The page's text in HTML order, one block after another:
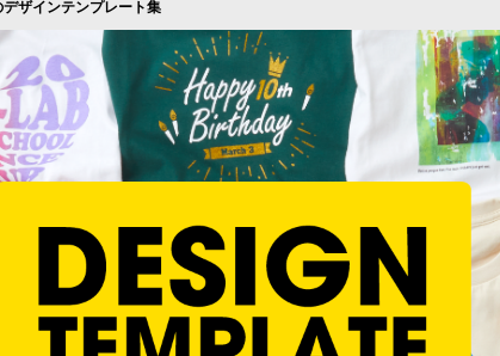
パーカー・スウェット
ジ ツナギ スポー
グッズ全般 の
ていて
て
ット デザイン入稿について
デザイン料について
デザインテンプレート集
デザインシミュレーター
書体一覧（フォント集）
プリント・加工一覧
ザインテンプレート集